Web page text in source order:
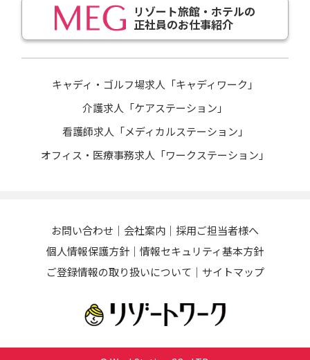
リゾート旅館・ホテルの
正社員のお仕事紹介
キャディ・ゴルフ場求人「キャディワーク」
介護求人「ケアステーション」
看護師求人「メディカルステーション」
オフィス・医療事務求人「ワークステーション」
お問い合わせ 会社案内
採用ご担当者様へ
個人情報保護方針
情報セキュリティ基本方針
ご登録情報の取り扱いについて
サイトマップ